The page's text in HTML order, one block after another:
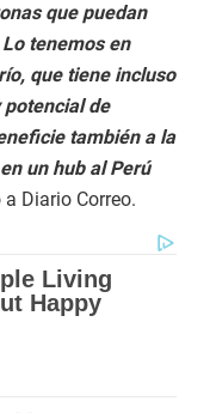
que puedan
tenemos en
que tiene incluso
potencial de
también a la
un hub al Perú
Diario Correo.